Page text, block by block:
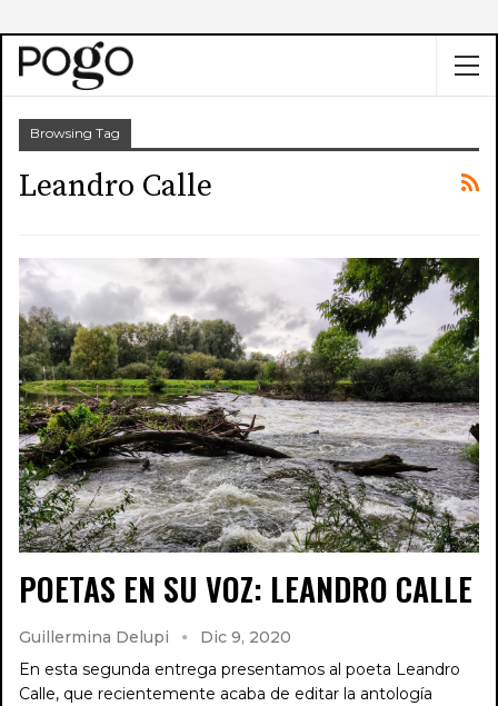
Browsing Tag
Leandro Calle
POETAS EN SU VOZ: LEANDRO CALLE
Guillermina Delupi
Dic 9, 2020
En esta segunda entrega presentamos al poeta Leandro
Calle, que recientemente acaba de editar la antología